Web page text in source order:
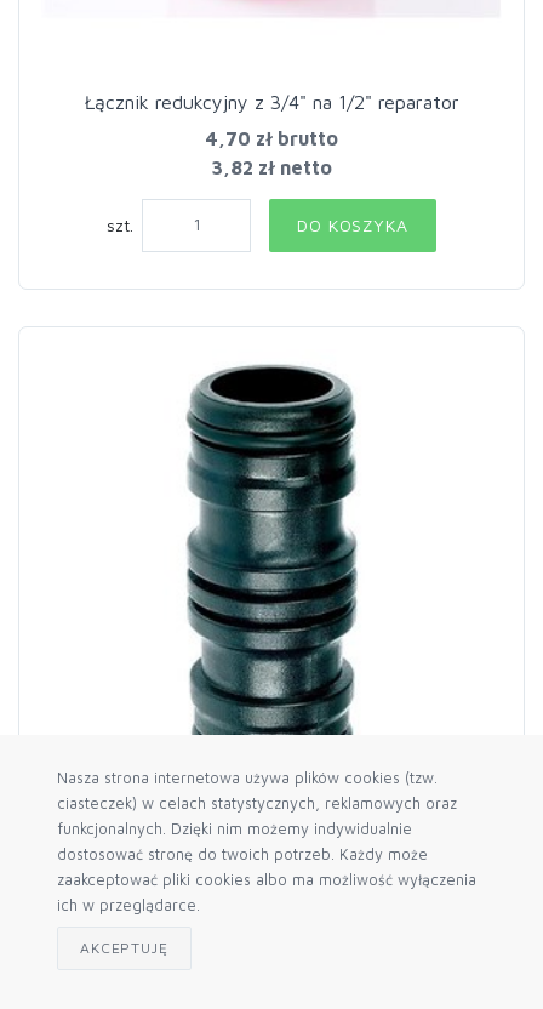
Nasza strona internetowa używa plików cookies (tzw.
ciasteczek) w celach statystycznych, reklamowych oraz
funkcjonalnych. Dzięki nim możemy indywidualnie
dostosować stronę do twoich potrzeb. Każdy może
zaakceptować pliki cookies albo ma możliwość wyłączenia
ich w przeglądarce.
AKCEPTUJĘ
Łącznik redukcyjny z 3/4" na 1/2" reparator
4,70 zł brutto
3,82 zł netto
szt. DO KOSZYKA
Łącznik szybkozłączek AGROCAL
3,94 zł brutto
szt.